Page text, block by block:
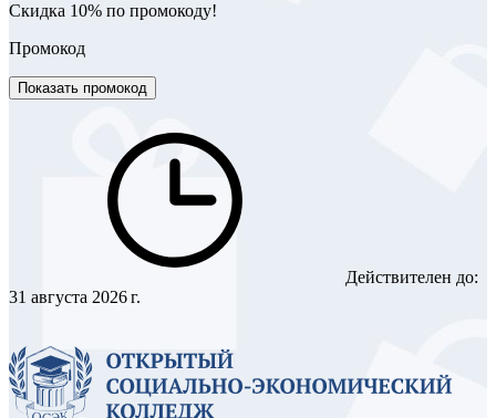
Скидка 10% по промокоду!
Промокод
Показать промокод
Действителен до:
31 августа 2026 г.